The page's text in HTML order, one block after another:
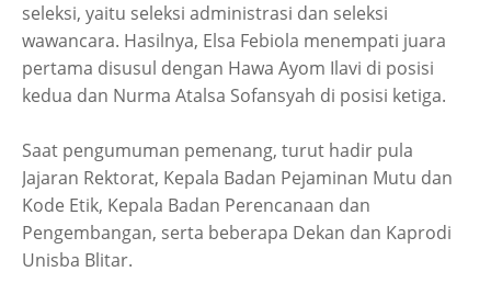
seleksi, yaitu seleksi administrasi dan seleksi
wawancara. Hasilnya, Elsa Febiola menempati juara
pertama disusul dengan Hawa Ayom Ilavi di posisi
kedua dan Nurma Atalsa Sofansyah di posisi ketiga.
Saat pengumuman pemenang, turut hadir pula
Jajaran Rektorat, Kepala Badan Pejaminan Mutu dan
Kode Etik, Kepala Badan Perencanaan dan
Pengembangan, serta beberapa Dekan dan Kaprodi
Unisba Blitar.